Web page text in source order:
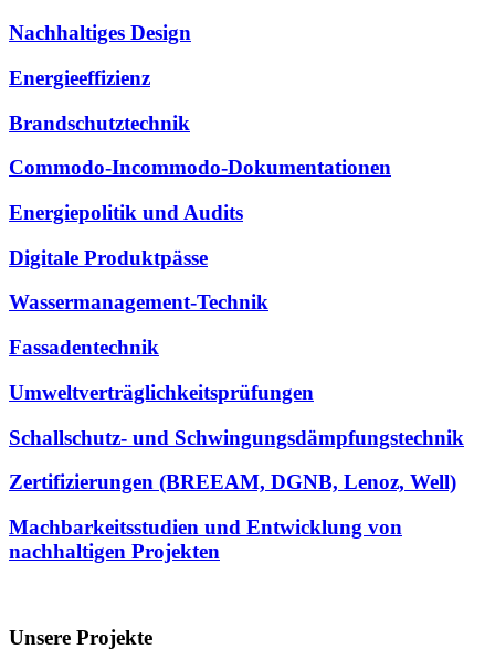
Nachhaltiges Design
Energieeffizienz
Brandschutztechnik
Commodo-Incommodo-Dokumentationen
Energiepolitik und Audits
Digitale Produktpässe
Wassermanagement-Technik
Fassadentechnik
Umweltverträglichkeitsprüfungen
Schallschutz- und Schwingungsdämpfungstechnik
Zertifizierungen (BREEAM, DGNB, Lenoz, Well)
Machbarkeitsstudien und Entwicklung von
nachhaltigen Projekten
Unsere Projekte